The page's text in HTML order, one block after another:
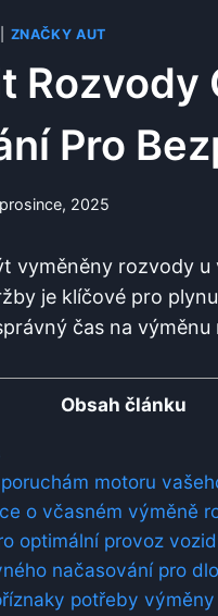
ZNAČKY AUT
Rozvody
Pro
2025
vyměněny rozvody u
je klíčové pro
čas na
Obsah článku
motoru
o včasném výměně
optimální provoz
načasování pro
potřeby